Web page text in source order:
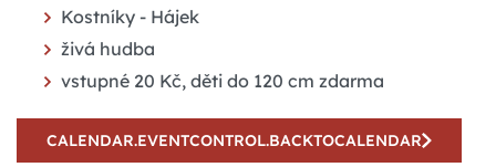
Kostníky - Hájek
živá hudba
vstupné 20 Kč, děti do 120 cm zdarma
CALENDAR.EVENTCONTROL.BACKTOCALENDAR